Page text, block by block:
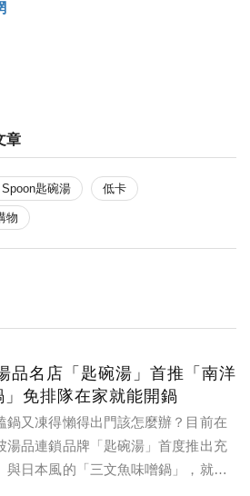
章
匙碗湯 低卡
物
品名店「匙碗湯」首推「南洋
免排隊在家就能開鍋
鍋又凍得懶得出門該怎麼辦？目前在
湯品連鎖品牌「匙碗湯」首度推出充
與日本風的「三文魚味噌鍋」，就算